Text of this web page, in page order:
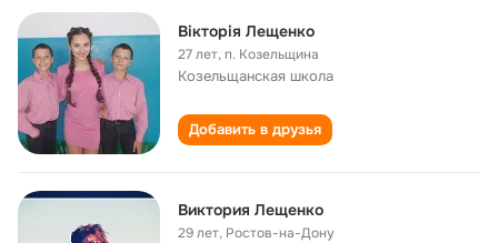
Вікторія Лещенко
27 лет,п. Козельщина
Козельщанская школа
Добавить в друзья
Виктория Лещенко
29 лет, Ростов-на-Дону